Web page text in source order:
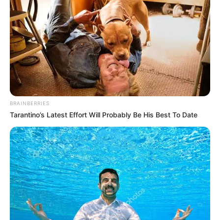
Takdir Ilahi(2008)
Rahasia Ilahi(TPI | 2004-2007)
Inikah Rasanya(SCTV | 2004)
Web Series
Lilin Alena(2023), sebagai Dinda
Why?(Vidio | 2023), sebagai Yunita
Code Helix (Vidio | 2022), sebagai Mama Sisi
Unknown (Vidio | 2021), sebagai Rani (bintang tamu)
FTV
Suara Hati Istri: Susah Payah Aku Mewujudkan Permintaan
Mustahil Suamiku(2022)
BRAINBERRIES
Tarantino’s Latest Effort Will Probably Be His Best To Date